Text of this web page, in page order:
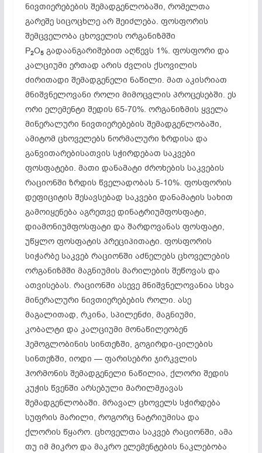
ნივთიერებების შემადგენლობაში, რომელთა
გარეშე სიცოცხლე არ შეიძლება. ფოსფორის
შემცველობა ცხოველის ორგანიზმში
P2O5გადაანგარიშებით აღწევს 1%. ფოსფორი და
კალციუმი ერთად არის ძვლის ქსოვილის
ძირითადი შემადგენელი ნაწილი. მათ აკისრიათ
მნიშვნელოვანი როლი მიმოცვლის პროცესებში. ეს
ორი ელემენტი შედის 65-70%. ორგანიზმის ყველა
მინერალური ნივთიერებების შემადგენლობაში,
ამიტომ ცხოველებს ნორმალური ზრდისა და
განვითარებისათვის სჭირდებათ საკვები
ფოსფატები. მათი დანამატი ძროხების საკვების
რაციონში ზრდის წველადობას 5-10%. ფოსფორის
დეფიციტის შესავსებად საკვები დანამატის სახით
გამოიყენება აგრეთვე დინატრიუმფოსფატი,
დიამონიუმფოსფატი და შარდოვანას ფოსფატი,
უწყლო ფოსფატის პრეციპითატი. ფოსფორის
სიჭარბე საკვებ რაციონში აძნელებს ცხოველების
ორგანიზმში მაგნიუმის მარილების შეწოვას და
ათვისებას. რაციონში ასევე მნიშვნელოვანია სხვა
მინერალური ნივთიერებების როლი. ასე
მაგალითად, რკინა, სპილენძი, მაგნიუმი,
კობალტი და კალციუმი მონაწილეობენ
ჰემოგლობინის სინთეზში, გოგირდი-ცილების
სინთეზში, იოდი — ფარისებრი ჯირკვლის
ჰორმონის შემადგენელი ნაწილია, ქლორი შედის
კუჭის წვენში არსებული მარილმჟავას
შემადგენლობაში. მრავალ ცხოველს სჭირდება
სუფრის მარილი, როგორც ნატრიუმისა და
ქლორის წყარო. ცხოველთა საკვებ რაციონში, ამა
თუ იმ მიკრო და მაკრო ელემენტების ნაკლებობა